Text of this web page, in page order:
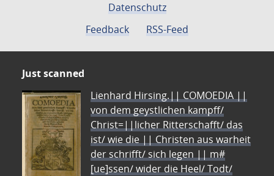
Datenschutz
Feedback
RSS-Feed
Just scanned
Lienhard Hirsing.|| COMOEDIA ||
von dem geystlichen kampff/
Christ=||licher Ritterschafft/ das
ist/ wie die || Christen aus warheit
der schrifft/ sich legen || m#
[ue]ssen/ wider die Heel/ Todt/